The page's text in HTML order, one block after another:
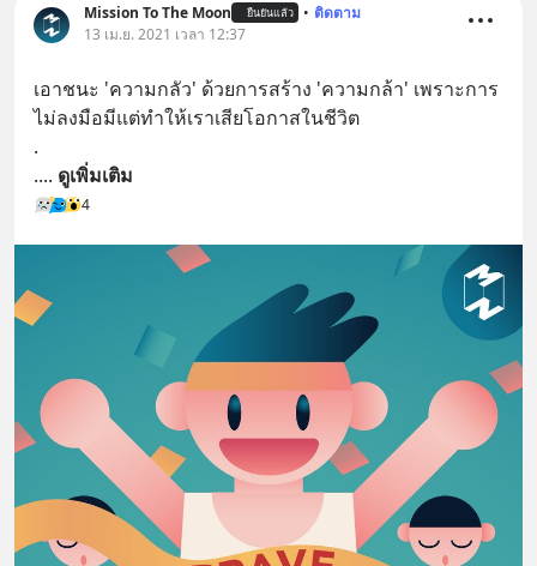
Mission To The Moon ยืนยันแล้ว • ติดตาม
13 เม.ย. 2021 เวลา 12:37
เอาชนะ 'ความกลัว' ด้วยการสร้าง 'ความกล้า' เพราะการ
ไม่ลงมือมีแต่ทำให้เราเสียโอกาสในชีวิต
.
.... ดูเพิ่มเติม
4